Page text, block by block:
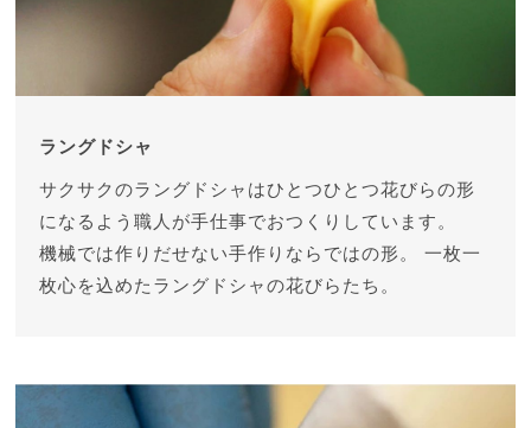
ラングドシャ
サクサクのラングドシャはひとつひとつ花びらの形
になるよう職人が手仕事でおつくりしています。
機械では作りだせない手作りならではの形。
一枚一
枚心を込めたラングドシャの花びらたち。